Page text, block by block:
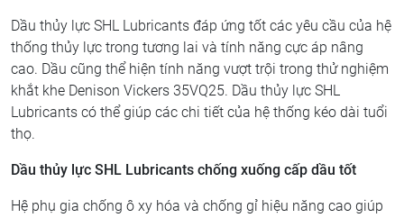
Dầu thủy lực SHL Lubricants đáp ứng tốt các yêu cầu của hệ
thống thủy lực trong tương lai và tính năng cực áp nâng
cao. Dầu cũng thể hiện tính năng vượt trội trong thử nghiệm
khắt khe Denison Vickers 35VQ25. Dầu thủy lực SHL
Lubricants có thể giúp các chi tiết của hệ thống kéo dài tuổi
thọ.
Dầu thủy lực SHL Lubricants chống xuống cấp dầu tốt
Hệ phụ gia chống ô xy hóa và chống gỉ hiệu năng cao giúp